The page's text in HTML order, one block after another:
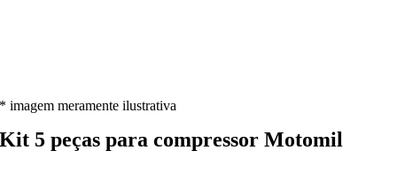
* imagem meramente ilustrativa
Kit 5 peças para compressor Motomil